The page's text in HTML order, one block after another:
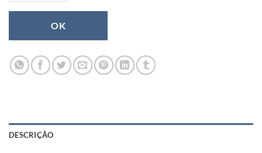
OK
DESCRIÇÃO